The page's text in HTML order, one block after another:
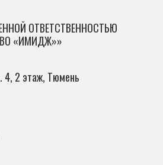
ОТВЕТСТВЕННОСТЬЮ
«ИМИДЖ»»
4, 2 этаж, Тюмень